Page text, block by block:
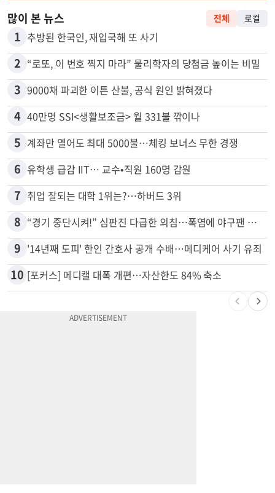
많이 본 뉴스 전체 로컬
1 추방된 한국인, 재입국해 또 사기
2 “로또, 이 번호 찍지 마라” 물리학자의 당첨금 높이는 비밀
3 9000채 파괴한 이튼 산불, 공식 원인 밝혀졌다
4 40만명 SSI<생활보조금> 월 331불 깎이나
5 계좌만 열어도 최대 5000불…체킹 보너스 무한 경쟁
6 유학생 급감 IIT… 교수•직원 160명 감원
7 취업 잘되는 대학 1위는?…하버드 3위
8 “경기 중단시켜!” 심판진 다급한 외침…폭염에 야구팬 쓰러졌다
9 '14년째 도피' 한인 간호사 공개 수배…메디케어 사기 유죄
10 [포커스] 메디캘 대폭 개편…자산한도 84% 축소